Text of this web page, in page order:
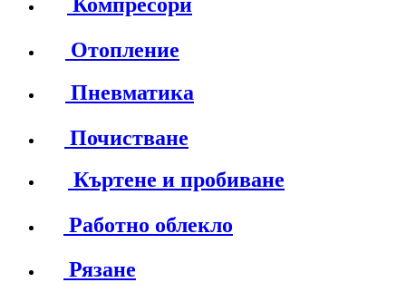
Отопление
Пневматика
Почистване
Къртене и пробиване
Работно облекло
Рязане